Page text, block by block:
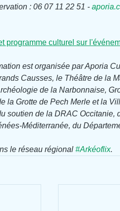
: 06 07 11 22 51 -
programme culturel sur
est organisée par Aporia
Causses, le Théâtre de la
de la Narbonnaise,
la Grotte de Pech Merle et la
soutien de la DRAC Occitanie,
Méditerranée, du
le réseau régional #Arkéoflix.